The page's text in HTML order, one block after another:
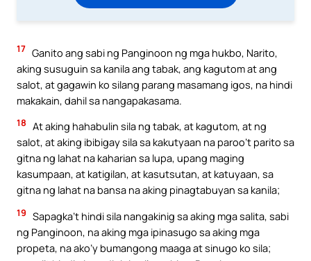
17 Ganito ang sabi ng Panginoon ng mga hukbo, Narito,
aking susuguin sa kanila ang tabak, ang kagutom at ang
salot, at gagawin ko silang parang masamang igos, na hindi
makakain, dahil sa nangapakasama.
18 At aking hahabulin sila ng tabak, at kagutom, at ng
salot, at aking ibibigay sila sa kakutyaan na paroo’t parito sa
gitna ng lahat na kaharian sa lupa, upang maging
kasumpaan, at katigilan, at kasutsutan, at katuyaan, sa
gitna ng lahat na bansa na aking pinagtabuyan sa kanila;
19 Sapagka’t hindi sila nangakinig sa aking mga salita, sabi
ng Panginoon, na aking mga ipinasugo sa aking mga
propeta, na ako’y bumangong maaga at sinugo ko sila;